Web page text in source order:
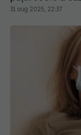
31 aug 2025, 22:37